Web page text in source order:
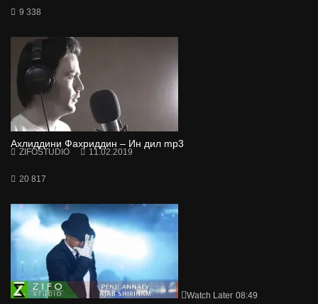
9 338
Ахлиддини Фахриддин – Ин дил mp3
ZIFOSTUDIO 11.02.2019
20 817
Watch Later 08:49